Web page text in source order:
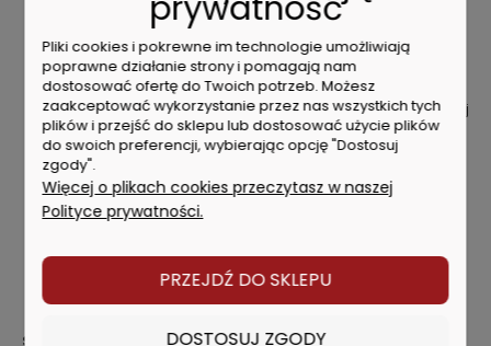
bezstopniowo przechylać o 90°, aby uzyskać podwójną
długość taśmy szlifierskiej
Beznarzędziowa regulacja skoku ramienia szlifierskiego
Elastyczna praca na dużych powierzchniach szlifierskich
lub alternatywnie na krzywej ramienia szlifierki taśmowej
Przyłącze odsysania na ramieniu szlifierki taśmowej,
pasujące do standardowych tulei łączących
Gumowane koło napędowe w ramieniu szlifierki
taśmowej z rowkami do szybkiego odprowadzania
ciepła
otwarciu pokrywy
Maksymalna płynność pracy i długa żywotność tarcz
dzięki wysokiej jakości kołnierzom montażowym
Specyfikacja techniczna
Pliki cookies i pokrewne im technologie umożliwiają
poprawne działanie strony i pomagają nam
dostosować ofertę do Twoich potrzeb. Możesz
zaakceptować wykorzystanie przez nas wszystkich tych
plików i przejść do sklepu lub dostosować użycie plików
do swoich preferencji, wybierając opcję "Dostosuj
zgody".
Więcej o plikach cookies przeczytasz w naszej
Polityce prywatności.
PRZEJDŹ DO SKLEPU
DOSTOSUJ ZGODY